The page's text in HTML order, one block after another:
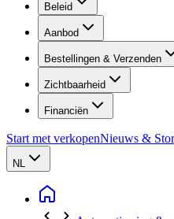
Beleid
Aanbod
Bestellingen & Verzenden
Zichtbaarheid
Financiën
Start met verkopenNieuws &
NL